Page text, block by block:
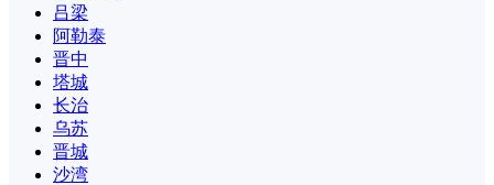
吕梁
阿勒泰
晋中
塔城
长治
乌苏
晋城
沙湾